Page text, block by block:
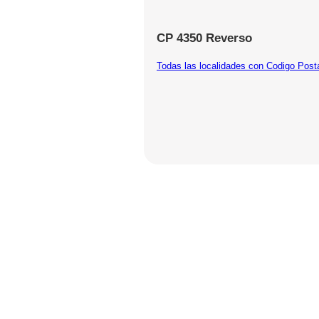
CP 4350 Reverso
Todas las localidades con Codigo